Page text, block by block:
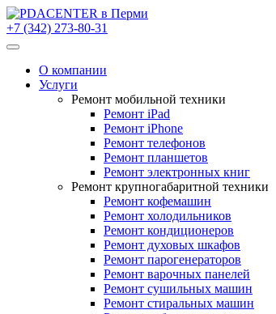
+7 (342) 273-80-31
О компании
Услуги
Ремонт мобильной техники
Ремонт iPad
Ремонт iPhone
Ремонт телефонов
Ремонт планшетов
Ремонт электронных книг
Ремонт крупногабаритной техники
Ремонт кофемашин
Ремонт холодильников
Ремонт кондиционеров
Ремонт духовых шкафов
Ремонт парогенераторов
Ремонт варочных панелей
Ремонт сушильных машин
Ремонт стиральных машин